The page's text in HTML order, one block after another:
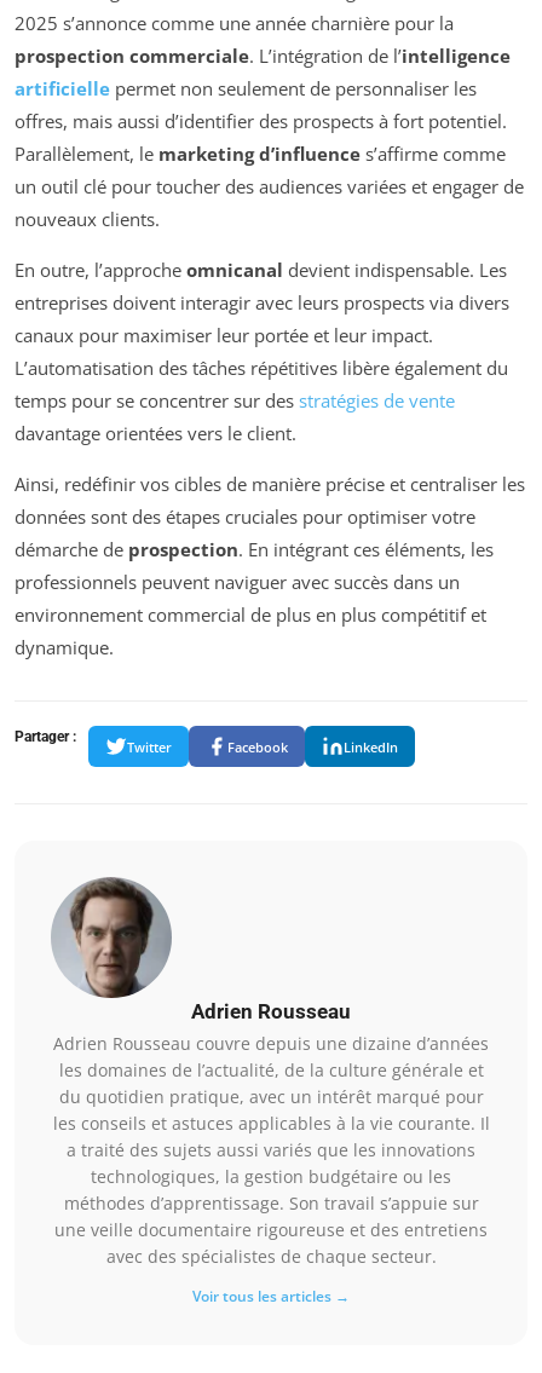
2025 s’annonce comme une année charnière pour la
prospection commerciale. L’intégration de l’intelligence
artificielle permet non seulement de personnaliser les
offres, mais aussi d’identifier des prospects à fort potentiel.
Parallèlement, le marketing d’influence s’affirme comme
un outil clé pour toucher des audiences variées et engager de
nouveaux clients.
En outre, l’approche omnicanal devient indispensable. Les
entreprises doivent interagir avec leurs prospects via divers
canaux pour maximiser leur portée et leur impact.
L’automatisation des tâches répétitives libère également du
temps pour se concentrer sur des stratégies de vente
davantage orientées vers le client.
Ainsi, redéfinir vos cibles de manière précise et centraliser les
données sont des étapes cruciales pour optimiser votre
démarche de prospection. En intégrant ces éléments, les
professionnels peuvent naviguer avec succès dans un
environnement commercial de plus en plus compétitif et
dynamique.
Partager :
Twitter Facebook LinkedIn
Adrien Rousseau
Adrien Rousseau couvre depuis une dizaine d’années
les domaines de l’actualité, de la culture générale et
du quotidien pratique, avec un intérêt marqué pour
les conseils et astuces applicables à la vie courante. Il
a traité des sujets aussi variés que les innovations
technologiques, la gestion budgétaire ou les
méthodes d’apprentissage. Son travail s’appuie sur
une veille documentaire rigoureuse et des entretiens
avec des spécialistes de chaque secteur.
Voir tous les articles →